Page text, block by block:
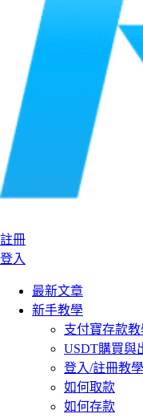
註冊
登入
最新文章
新手教學
支付寶存款教
USDT購買與
登入/註冊教學
如何取款
如何存款